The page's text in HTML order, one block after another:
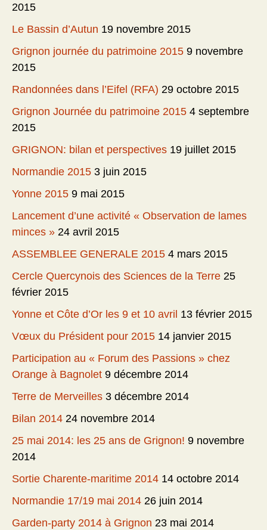
2015
Le Bassin d’Autun 19 novembre 2015
Grignon journée du patrimoine 2015 9 novembre
2015
Randonnées dans l’Eifel (RFA) 29 octobre 2015
Grignon Journée du patrimoine 2015 4 septembre
2015
GRIGNON: bilan et perspectives 19 juillet 2015
Normandie 2015 3 juin 2015
Yonne 2015 9 mai 2015
Lancement d’une activité « Observation de lames
minces » 24 avril 2015
ASSEMBLEE GENERALE 2015 4 mars 2015
Cercle Quercynois des Sciences de la Terre 25
février 2015
Yonne et Côte d’Or les 9 et 10 avril 13 février 2015
Vœux du Président pour 2015 14 janvier 2015
Participation au « Forum des Passions » chez
Orange à Bagnolet 9 décembre 2014
Terre de Merveilles 3 décembre 2014
Bilan 2014 24 novembre 2014
25 mai 2014: les 25 ans de Grignon! 9 novembre
2014
Sortie Charente-maritime 2014 14 octobre 2014
Normandie 17/19 mai 2014 26 juin 2014
Garden-party 2014 à Grignon 23 mai 2014